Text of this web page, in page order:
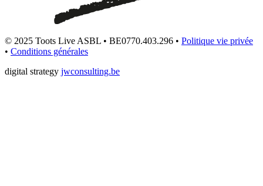
© 2025 Toots Live ASBL • BE0770.403.296 • Politique vie privée
• Conditions générales
digital strategy jwconsulting.be